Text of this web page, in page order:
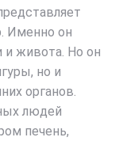
Именно он
и живота. Но он
но и
органов.
людей
печень,